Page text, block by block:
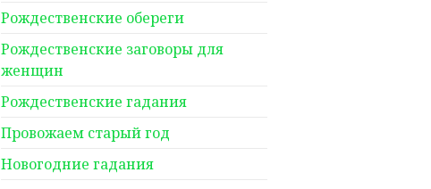
Рождественские обереги
Рождественские заговоры для
женщин
Рождественские гадания
Провожаем старый год
Новогодние гадания